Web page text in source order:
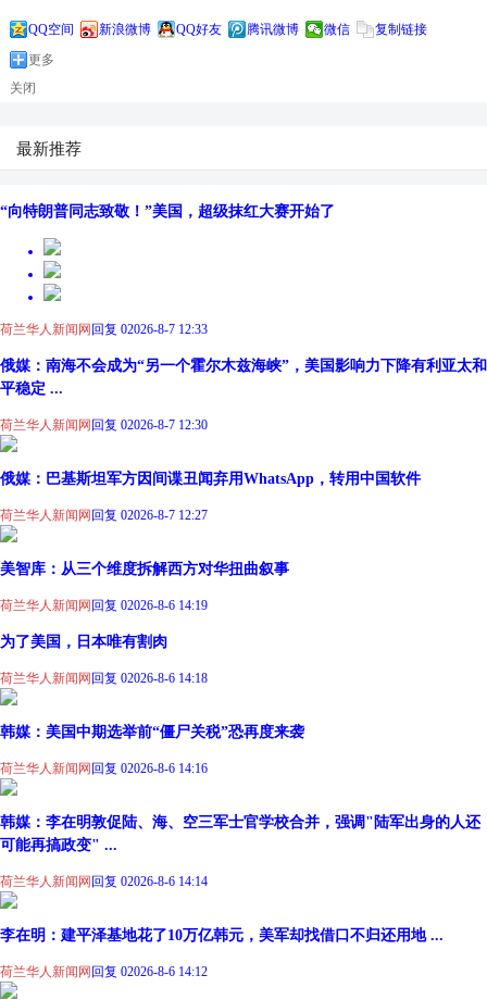
QQ空间 新浪微博 QQ好友 腾讯微博 微信
复制链接
更多
关闭
最新推荐
“向特朗普同志致敬！”美国，超级抹红大赛开始了
荷兰华人新闻网回复 02026-8-7 12:33
俄媒：南海不会成为“另一个霍尔木兹海峡”，美国影响力下降有利亚太和
平稳定 ...
荷兰华人新闻网回复 02026-8-7 12:30
俄媒：巴基斯坦军方因间谍丑闻弃用WhatsApp，转用中国软件
荷兰华人新闻网 回复 02026-8-7 12:27
美智库：从三个维度拆解西方对华扭曲叙事
荷兰华人新闻网 回复 02026-8-6 14:19
为了美国，日本唯有割肉
荷兰华人新闻网 回复 02026-8-6 14:18
韩媒：美国中期选举前“僵尸关税”恐再度来袭
荷兰华人新闻网 回复 02026-8-6 14:16
韩媒：李在明敦促陆、海、空三军士官学校合并，强调"陆军出身的人还
可能再搞政变" ...
荷兰华人新闻网 回复 02026-8-6 14:14
李在明：建平泽基地花了10万亿韩元，美军却找借口不归还用地 ...
荷兰华人新闻网 回复 02026-8-6 14:12